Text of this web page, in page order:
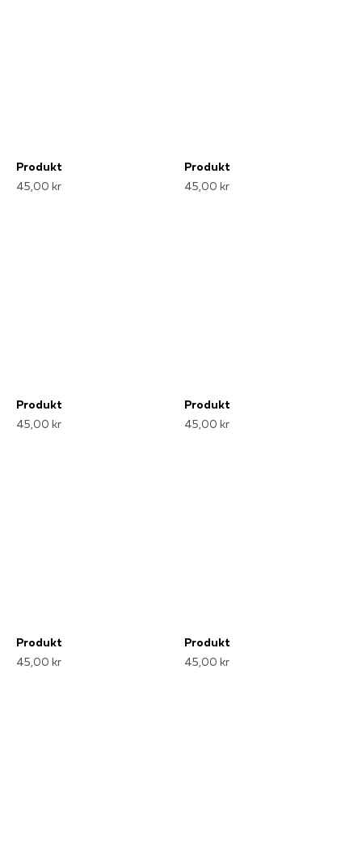
Produkt
45,00 kr
Produkt
45,00 kr
Produkt
45,00 kr
Produkt
45,00 kr
Produkt
45,00 kr
Produkt
45,00 kr